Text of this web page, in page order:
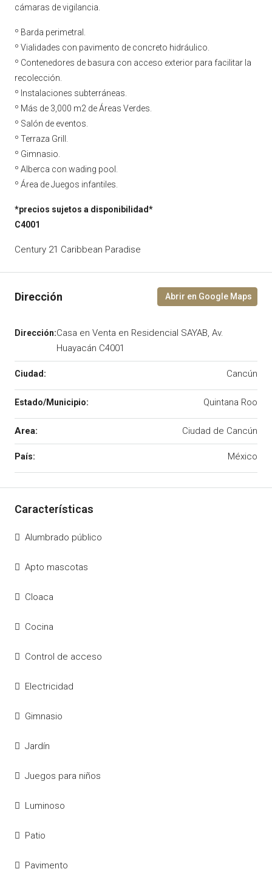
cámaras de vigilancia.
º Barda perimetral.
º Vialidades con pavimento de concreto hidráulico.
º Contenedores de basura con acceso exterior para facilitar la
recolección.
º Instalaciones subterráneas.
º Más de 3,000 m2 de Áreas Verdes.
º Salón de eventos.
º Terraza Grill.
º Gimnasio.
º Alberca con wading pool.
º Área de Juegos infantiles.
*precios sujetos a disponibilidad*
C4001
Century 21 Caribbean Paradise
Casa en Venta en Residencial SAYAB, Av.
Huayacán C4001
Cancún
Quintana Roo
Area: Ciudad de Cancún
México
Alumbrado público
Apto mascotas
Cloaca
Cocina
Control de acceso
Electricidad
Gimnasio
Jardín
Juegos para niños
Luminoso
Patio
Pavimento